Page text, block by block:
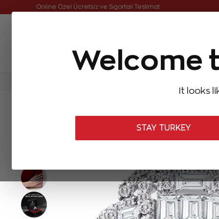
Welcome
It looks
STAY TURKEY
Online Özel Ücretsiz ve Sigortalı Teslimat
Aynı Gün Kargo Çok Satanlar